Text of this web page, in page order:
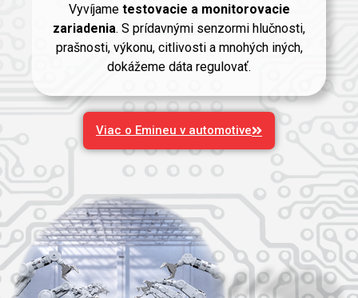
Vyvíjame testovacie a monitorovacie
zariadenia. S prídavnými senzormi hlučnosti,
prašnosti, výkonu, citlivosti a mnohých iných,
dokážeme dáta regulovať.
Viac o Emineu v automotive